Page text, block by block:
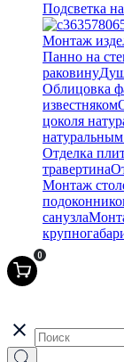
Подсветка
Монтаж
Панно на
раковину
Облицовка
известняком
цоколя
Отделка
травертина
Монтаж
санузла
0